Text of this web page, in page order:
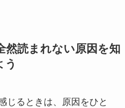
然読まれない原因を知
う
じるときは、原因をひと